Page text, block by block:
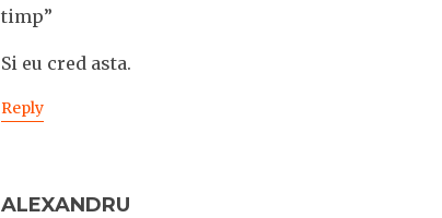
timp”
Si eu cred asta.
Reply
ALEXANDRU